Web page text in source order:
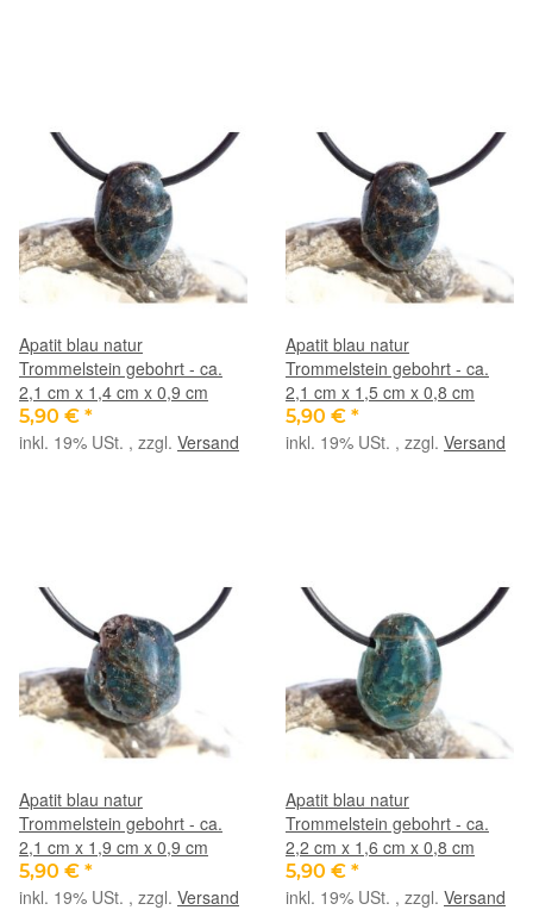
Apatit blau natur
Trommelstein gebohrt - ca.
2,1 cm x 1,4 cm x 0,9 cm
5,90 € *
inkl. 19% USt. , zzgl. Versand
Apatit blau natur
Trommelstein gebohrt - ca.
2,1 cm x 1,5 cm x 0,8 cm
5,90 € *
inkl. 19% USt. , zzgl. Versand
Apatit blau natur
Trommelstein gebohrt - ca.
2,1 cm x 1,9 cm x 0,9 cm
5,90 € *
inkl. 19% USt. , zzgl. Versand
Apatit blau natur
Trommelstein gebohrt - ca.
2,2 cm x 1,6 cm x 0,8 cm
5,90 € *
inkl. 19% USt. , zzgl. Versand